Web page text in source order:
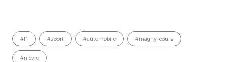
#f1 #sport #automobile #magny-cours
#nièvre